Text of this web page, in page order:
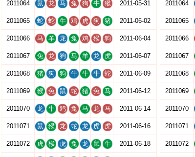
2011064 鼠 龙 马 兔 狗 牛 猴 2011-05-31
2011065 蛇 蛇 牛 鸡 虎 狗 猪 2011-06-02
2011066 马 羊 龙 兔 鸡 猴 狗 2011-06-04
2011067 兔 龙 狗 马 羊 龙 虎 2011-06-07
2011068 猪 狗 狗 牛 牛 牛 蛇 2011-06-09
2011069 猴 兔 鼠 蛇 猪 兔 马 2011-06-12
2011070 龙 牛 鸡 兔 马 龙 马 2011-06-14
2011071 鼠 猴 龙 蛇 龙 虎 虎 2011-06-16
2011072 虎 猴 虎 兔 龙 鼠 牛 2011-06-18
2011064
2011065
2011066
2011067
2011068
2011069
2011070
2011071
2011072